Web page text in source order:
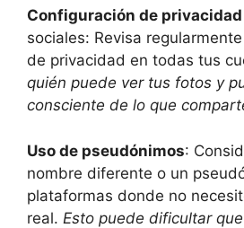
Configuración de privacidad
sociales: Revisa
de privacidad en todas tus
quién puede ver tus fotos y
consciente de lo que
Uso de pseudónimos:
nombre diferente o un
plataformas donde no
real. Esto puede dificultar